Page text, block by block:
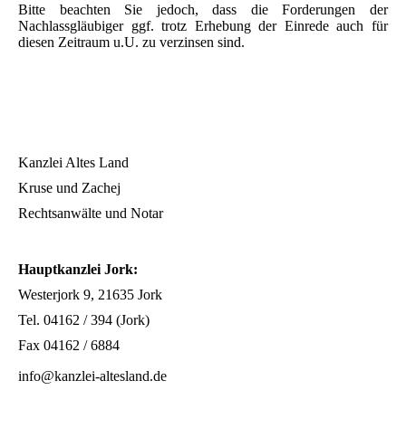
Bitte beachten Sie jedoch, dass die Forderungen der
Nachlassgläubiger ggf. trotz Erhebung der Einrede auch für
diesen Zeitraum u.U. zu verzinsen sind.
Kanzlei Altes Land
Kruse und Zachej
Rechtsanwälte und Notar
Hauptkanzlei Jork:
Westerjork 9, 21635 Jork
Tel. 04162 / 394 (Jork)
Fax 04162 / 6884
info@kanzlei-altesland.de